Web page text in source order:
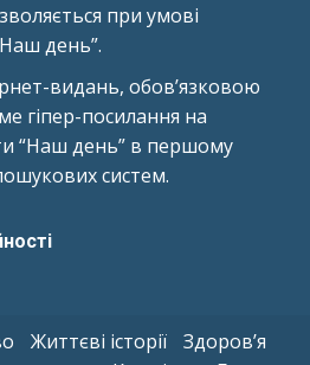
при умові
день”.
видань, обов’язковою
гіпер-посилання на
“Наш день” в першому
систем.
Життєві історії
Здоров’я